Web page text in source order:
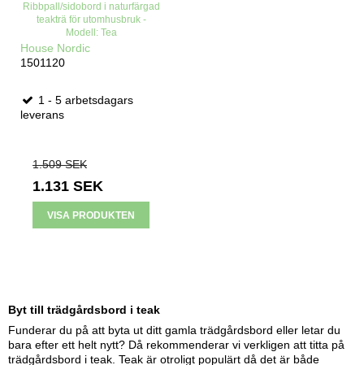
Ribbpall/sidobord i naturfärgad
teakträ för utomhusbruk -
Modell: Tea
House Nordic
1501120
1 - 5 arbetsdagars
leverans
1.509 SEK
1.131 SEK
VISA PRODUKTEN
Byt till trädgårdsbord i teak
Funderar du på att byta ut ditt gamla trädgårdsbord eller letar du
bara efter ett helt nytt? Då rekommenderar vi verkligen att titta på
trädgårdsbord i teak. Teak är otroligt populärt då det är både